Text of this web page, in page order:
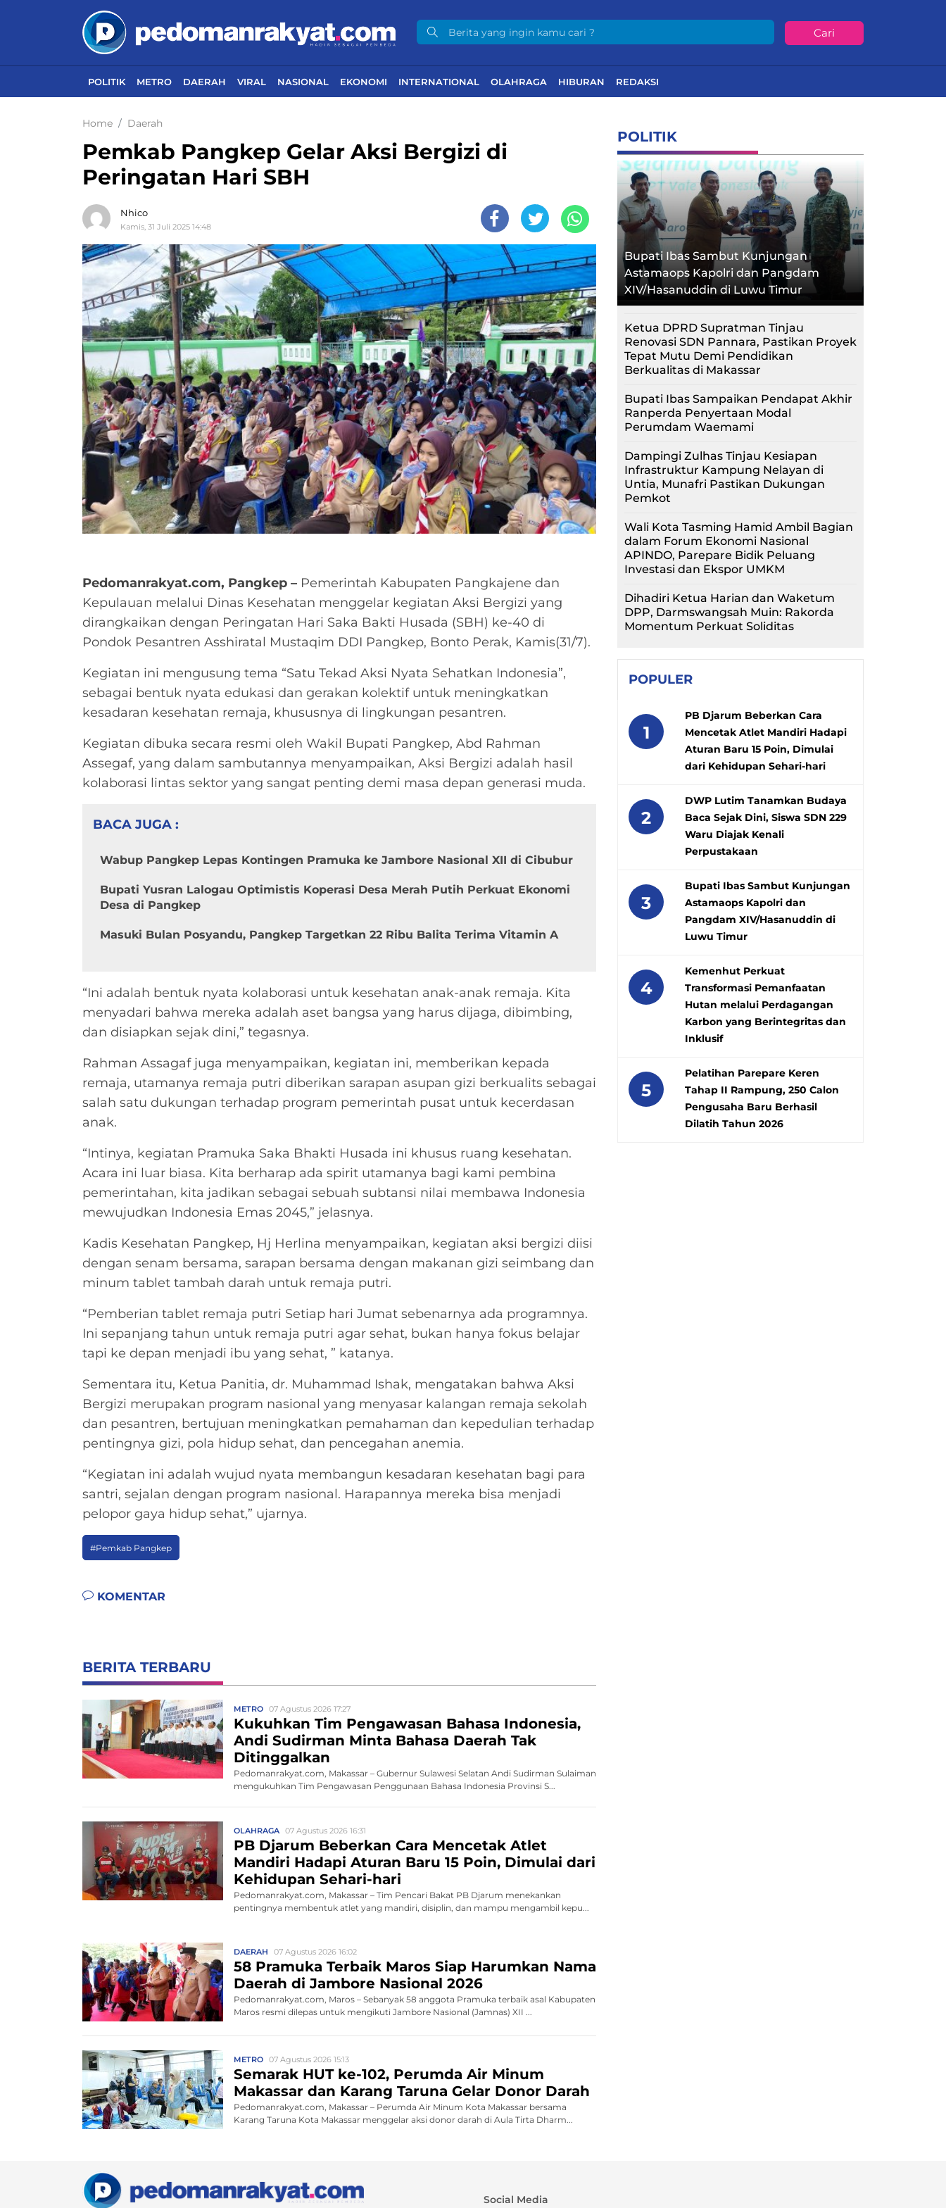
Cari
POLITIK METRO DAERAH VIRAL NASIONAL EKONOMI INTERNATIONAL OLAHRAGA HIBURAN REDAKSI
Home Daerah
Pemkab Pangkep Gelar Aksi Bergizi di
Peringatan Hari SBH
Nhico
Kamis, 31 Juli 2025 14:48
Pedomanrakyat.com, Pangkep – Pemerintah Kabupaten Pangkajene dan
Kepulauan melalui Dinas Kesehatan menggelar kegiatan Aksi Bergizi yang
dirangkaikan dengan Peringatan Hari Saka Bakti Husada (SBH) ke-40 di
Pondok Pesantren Asshiratal Mustaqim DDI Pangkep, Bonto Perak, Kamis(31/7).
Kegiatan ini mengusung tema “Satu Tekad Aksi Nyata Sehatkan Indonesia”,
sebagai bentuk nyata edukasi dan gerakan kolektif untuk meningkatkan
kesadaran kesehatan remaja, khususnya di lingkungan pesantren.
Kegiatan dibuka secara resmi oleh Wakil Bupati Pangkep, Abd Rahman
Assegaf, yang dalam sambutannya menyampaikan, Aksi Bergizi adalah hasil
kolaborasi lintas sektor yang sangat penting demi masa depan generasi muda.
BACA JUGA :
Wabup Pangkep Lepas Kontingen Pramuka ke Jambore Nasional XII di Cibubur
Bupati Yusran Lalogau Optimistis Koperasi Desa Merah Putih Perkuat Ekonomi
Desa di Pangkep
Masuki Bulan Posyandu, Pangkep Targetkan 22 Ribu Balita Terima Vitamin A
“Ini adalah bentuk nyata kolaborasi untuk kesehatan anak-anak remaja. Kita
menyadari bahwa mereka adalah aset bangsa yang harus dijaga, dibimbing,
dan disiapkan sejak dini,” tegasnya.
Rahman Assagaf juga menyampaikan, kegiatan ini, memberikan kepada
remaja, utamanya remaja putri diberikan sarapan asupan gizi berkualits sebagai
salah satu dukungan terhadap program pemerintah pusat untuk kecerdasan
anak.
“Intinya, kegiatan Pramuka Saka Bhakti Husada ini khusus ruang kesehatan.
Acara ini luar biasa. Kita berharap ada spirit utamanya bagi kami pembina
pemerintahan, kita jadikan sebagai sebuah subtansi nilai membawa Indonesia
mewujudkan Indonesia Emas 2045,” jelasnya.
Kadis Kesehatan Pangkep, Hj Herlina menyampaikan, kegiatan aksi bergizi diisi
dengan senam bersama, sarapan bersama dengan makanan gizi seimbang dan
minum tablet tambah darah untuk remaja putri.
“Pemberian tablet remaja putri Setiap hari Jumat sebenarnya ada programnya.
Ini sepanjang tahun untuk remaja putri agar sehat, bukan hanya fokus belajar
tapi ke depan menjadi ibu yang sehat, ” katanya.
Sementara itu, Ketua Panitia, dr. Muhammad Ishak, mengatakan bahwa Aksi
Bergizi merupakan program nasional yang menyasar kalangan remaja sekolah
dan pesantren, bertujuan meningkatkan pemahaman dan kepedulian terhadap
pentingnya gizi, pola hidup sehat, dan pencegahan anemia.
“Kegiatan ini adalah wujud nyata membangun kesadaran kesehatan bagi para
santri, sejalan dengan program nasional. Harapannya mereka bisa menjadi
pelopor gaya hidup sehat,” ujarnya.
#Pemkab Pangkep
KOMENTAR
BERITA TERBARU
METRO 07 Agustus 2026 17:27
Kukuhkan Tim Pengawasan Bahasa Indonesia,
Andi Sudirman Minta Bahasa Daerah Tak
Ditinggalkan
Pedomanrakyat.com, Makassar – Gubernur Sulawesi Selatan Andi Sudirman Sulaiman
mengukuhkan Tim Pengawasan Penggunaan Bahasa Indonesia Provinsi S...
OLAHRAGA 07 Agustus 2026 16:31
PB Djarum Beberkan Cara Mencetak Atlet
Mandiri Hadapi Aturan Baru 15 Poin, Dimulai dari
Kehidupan Sehari-hari
Pedomanrakyat.com, Makassar – Tim Pencari Bakat PB Djarum menekankan
pentingnya membentuk atlet yang mandiri, disiplin, dan mampu mengambil kepu...
DAERAH 07 Agustus 2026 16:02
58 Pramuka Terbaik Maros Siap Harumkan Nama
Daerah di Jambore Nasional 2026
Pedomanrakyat.com, Maros – Sebanyak 58 anggota Pramuka terbaik asal Kabupaten
Maros resmi dilepas untuk mengikuti Jambore Nasional (Jamnas) XII ...
METRO 07 Agustus 2026 15:13
Semarak HUT ke-102, Perumda Air Minum
Makassar dan Karang Taruna Gelar Donor Darah
Pedomanrakyat.com, Makassar – Perumda Air Minum Kota Makassar bersama
Karang Taruna Kota Makassar menggelar aksi donor darah di Aula Tirta Dharm...
POLITIK
Bupati Ibas Sambut Kunjungan
Astamaops Kapolri dan Pangdam
XIV/Hasanuddin di Luwu Timur
Ketua DPRD Supratman Tinjau
Renovasi SDN Pannara, Pastikan Proyek
Tepat Mutu Demi Pendidikan
Berkualitas di Makassar
Bupati Ibas Sampaikan Pendapat Akhir
Ranperda Penyertaan Modal
Perumdam Waemami
Dampingi Zulhas Tinjau Kesiapan
Infrastruktur Kampung Nelayan di
Untia, Munafri Pastikan Dukungan
Pemkot
Wali Kota Tasming Hamid Ambil Bagian
dalam Forum Ekonomi Nasional
APINDO, Parepare Bidik Peluang
Investasi dan Ekspor UMKM
Dihadiri Ketua Harian dan Waketum
DPP, Darmswangsah Muin: Rakorda
Momentum Perkuat Soliditas
POPULER
1
PB Djarum Beberkan Cara
Mencetak Atlet Mandiri Hadapi
Aturan Baru 15 Poin, Dimulai
dari Kehidupan Sehari-hari
2
DWP Lutim Tanamkan Budaya
Baca Sejak Dini, Siswa SDN 229
Waru Diajak Kenali
Perpustakaan
3
Bupati Ibas Sambut Kunjungan
Astamaops Kapolri dan
Pangdam XIV/Hasanuddin di
Luwu Timur
4
Kemenhut Perkuat
Transformasi Pemanfaatan
Hutan melalui Perdagangan
Karbon yang Berintegritas dan
Inklusif
5
Pelatihan Parepare Keren
Tahap II Rampung, 250 Calon
Pengusaha Baru Berhasil
Dilatih Tahun 2026
Social Media